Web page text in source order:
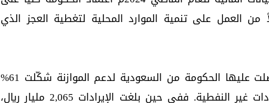
من العمل على تنمية الموارد المحلية لتغطية العجز الذي
وتشير الأرقام إلى أن المنح التي حصلت عليها الحكومة من السعودية لدعم الموازنة شكّلت 61%
من الإيرادات، مقابل 39% فقط للإيرادات غير النفطية. ففي حين بلغت الإيرادات 2,065 مليار ريال،